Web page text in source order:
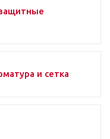
и сетка